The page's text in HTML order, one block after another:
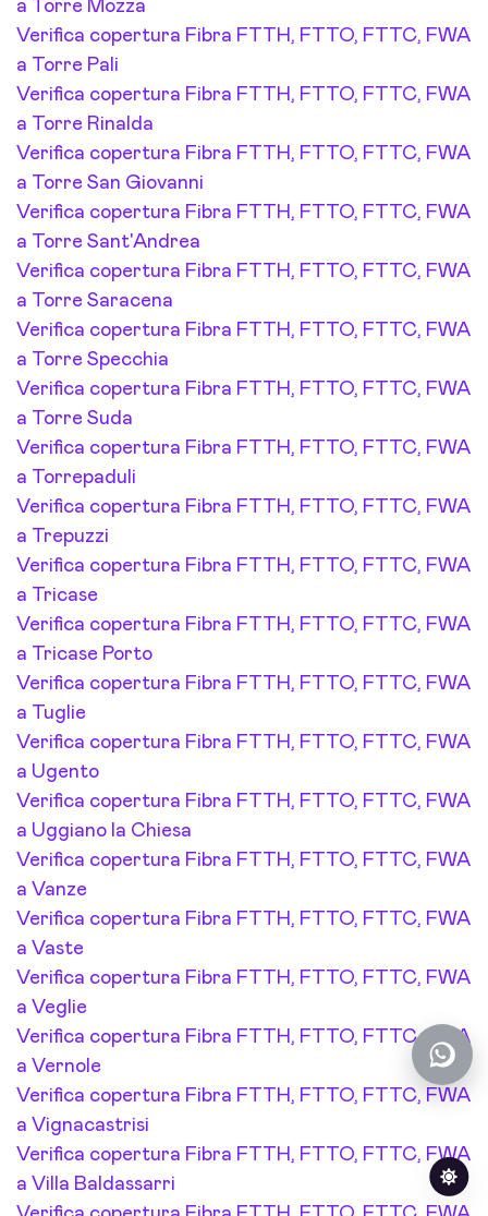
a Torre Mozza
Verifica copertura Fibra FTTH, FTTO, FTTC, FWA
a Torre Pali
Verifica copertura Fibra FTTH, FTTO, FTTC, FWA
a Torre Rinalda
Verifica copertura Fibra FTTH, FTTO, FTTC, FWA
a Torre San Giovanni
Verifica copertura Fibra FTTH, FTTO, FTTC, FWA
a Torre Sant'Andrea
Verifica copertura Fibra FTTH, FTTO, FTTC, FWA
a Torre Saracena
Verifica copertura Fibra FTTH, FTTO, FTTC, FWA
a Torre Specchia
Verifica copertura Fibra FTTH, FTTO, FTTC, FWA
a Torre Suda
Verifica copertura Fibra FTTH, FTTO, FTTC, FWA
a Torrepaduli
Verifica copertura Fibra FTTH, FTTO, FTTC, FWA
a Trepuzzi
Verifica copertura Fibra FTTH, FTTO, FTTC, FWA
a Tricase
Verifica copertura Fibra FTTH, FTTO, FTTC, FWA
a Tricase Porto
Verifica copertura Fibra FTTH, FTTO, FTTC, FWA
a Tuglie
Verifica copertura Fibra FTTH, FTTO, FTTC, FWA
a Ugento
Verifica copertura Fibra FTTH, FTTO, FTTC, FWA
a Uggiano la Chiesa
Verifica copertura Fibra FTTH, FTTO, FTTC, FWA
a Vanze
Verifica copertura Fibra FTTH, FTTO, FTTC, FWA
a Vaste
Verifica copertura Fibra FTTH, FTTO, FTTC, FWA
a Veglie
Verifica copertura Fibra FTTH, FTTO, FTTC, FWA
a Vernole
Verifica copertura Fibra FTTH, FTTO, FTTC, FWA
a Vignacastrisi
Verifica copertura Fibra FTTH, FTTO, FTTC, FWA
a Villa Baldassarri